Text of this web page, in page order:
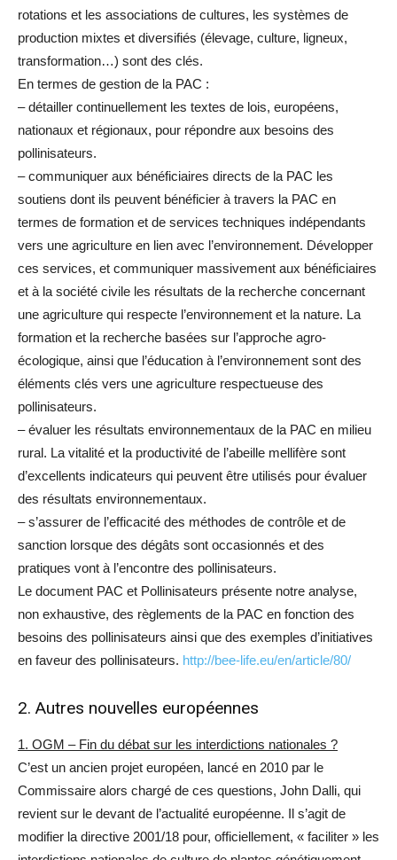
rotations et les associations de cultures, les systèmes de
production mixtes et diversifiés (élevage, culture, ligneux,
transformation…) sont des clés.
En termes de gestion de la PAC :
– détailler continuellement les textes de lois, européens,
nationaux et régionaux, pour répondre aux besoins des
pollinisateurs.
– communiquer aux bénéficiaires directs de la PAC les
soutiens dont ils peuvent bénéficier à travers la PAC en
termes de formation et de services techniques indépendants
vers une agriculture en lien avec l’environnement. Développer
ces services, et communiquer massivement aux bénéficiaires
et à la société civile les résultats de la recherche concernant
une agriculture qui respecte l’environnement et la nature. La
formation et la recherche basées sur l’approche agro-
écologique, ainsi que l’éducation à l’environnement sont des
éléments clés vers une agriculture respectueuse des
pollinisateurs.
– évaluer les résultats environnementaux de la PAC en milieu
rural. La vitalité et la productivité de l’abeille mellifère sont
d’excellents indicateurs qui peuvent être utilisés pour évaluer
des résultats environnementaux.
– s’assurer de l’efficacité des méthodes de contrôle et de
sanction lorsque des dégâts sont occasionnés et des
pratiques vont à l’encontre des pollinisateurs.
Le document PAC et Pollinisateurs présente notre analyse,
non exhaustive, des règlements de la PAC en fonction des
besoins des pollinisateurs ainsi que des exemples d’initiatives
en faveur des pollinisateurs. http://bee-life.eu/en/article/80/
2. Autres nouvelles européennes
1. OGM – Fin du débat sur les interdictions nationales ?
C’est un ancien projet européen, lancé en 2010 par le
Commissaire alors chargé de ces questions, John Dalli, qui
revient sur le devant de l’actualité européenne. Il s’agit de
modifier la directive 2001/18 pour, officiellement, « faciliter » les